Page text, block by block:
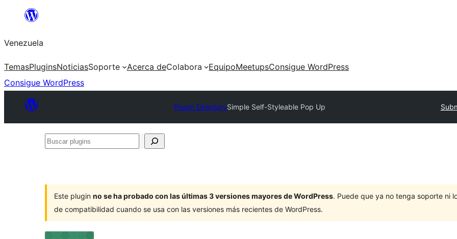
Saltar
contenido
Venezuela
TemasPluginsNoticiasSoporte Acerca deColabora EquipoMeetupsConsigue WordPress
Consigue WordPress
Plugin DirectorySimple Self-Styleable Pop Up
Buscar
Este plugin no se ha probado con las últimas 3 versiones mayores de WordPress. Puede que ya no tenga soporte ni
de compatibilidad cuando se usa con las versiones más recientes de WordPress.